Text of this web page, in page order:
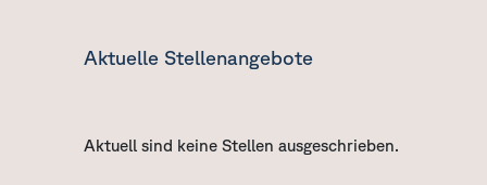
Aktuelle Stellenangebote
Aktuell sind keine Stellen ausgeschrieben.